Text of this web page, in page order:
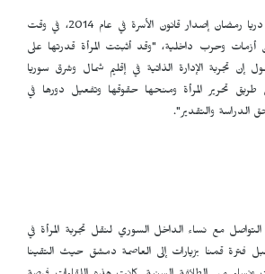
ولإنصاف المرأة كما بينت دريا رمضان إصدار قانون الأسرة في عام 2014، في وقت
أزمات وحرب داخلية، "وقد أثبتت المرأة قدرتها على
إن تجربة الإدارة الذاتية في إقليم شمال وشرق سوريا
تحرير المرأة ومنحها حقوقها وتفعيل دورها في
الدراسة والتقدير".
مع نساء الداخل السوري لنقل تجربة المرأة في
فترة قمنا بزيارات إلى العاصمة دمشق حيث التقينا